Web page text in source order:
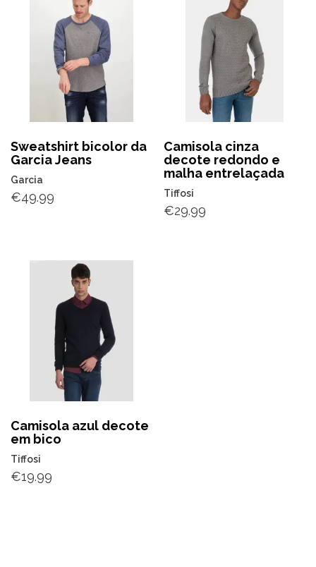
Sweatshirt bicolor da
Garcia Jeans
Garcia
€49.99
Camisola cinza
decote redondo e
malha entrelaçada
Tiffosi
€29.99
Camisola azul decote
em bico
Tiffosi
€19.99